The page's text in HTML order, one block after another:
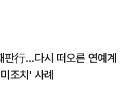
판行…다시 떠오른 연예계
조치' 사례